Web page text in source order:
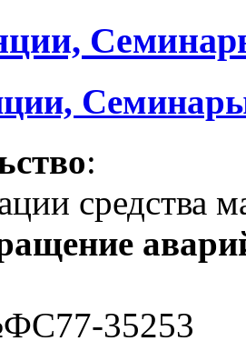
:
средства
35253